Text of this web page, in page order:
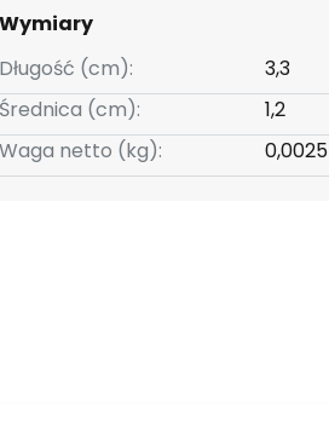
Wymiary
Długość (cm):
3,3
Średnica (cm):
1,2
Waga netto (kg):
0,0025